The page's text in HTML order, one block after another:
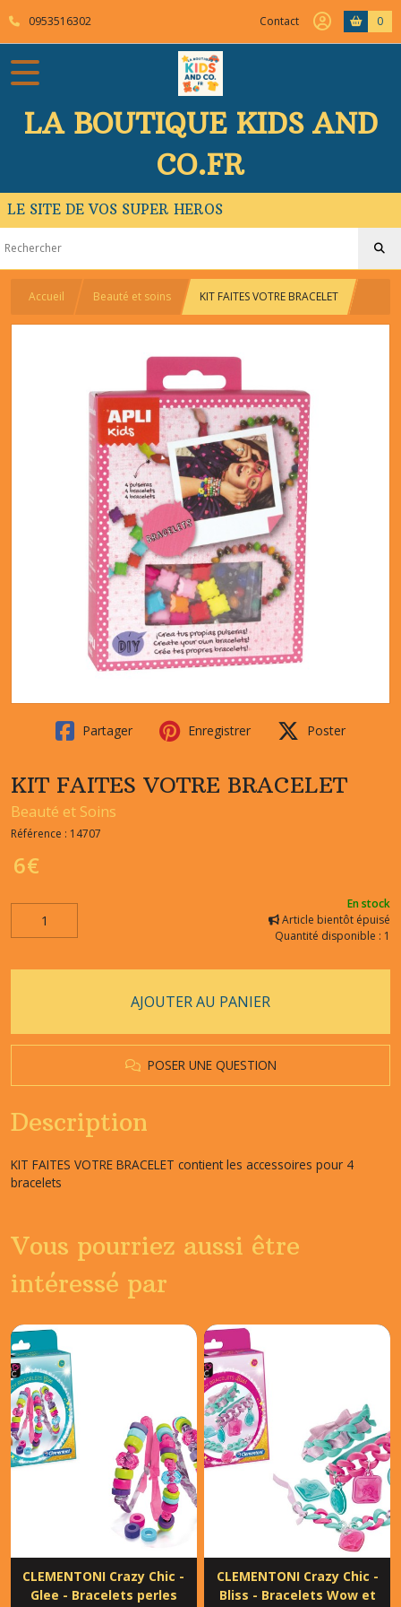
0953516302 Contact 0
LA BOUTIQUE KIDS AND
CO.FR
LE SITE DE VOS SUPER HEROS
Accueil Beauté et soins KIT FAITES VOTRE BRACELET
Partager Enregistrer Poster
KIT FAITES VOTRE BRACELET
Beauté et Soins
Référence : 14707
6€
En stock
Article bientôt épuisé
Quantité disponible : 1
AJOUTER AU PANIER
POSER UNE QUESTION
Description
KIT FAITES VOTRE BRACELET contient les accessoires pour 4
bracelets
Vous pourriez aussi être
intéressé par
CLEMENTONI Crazy Chic -
Glee - Bracelets perles
CLEMENTONI Crazy Chic -
Bliss - Bracelets Wow et